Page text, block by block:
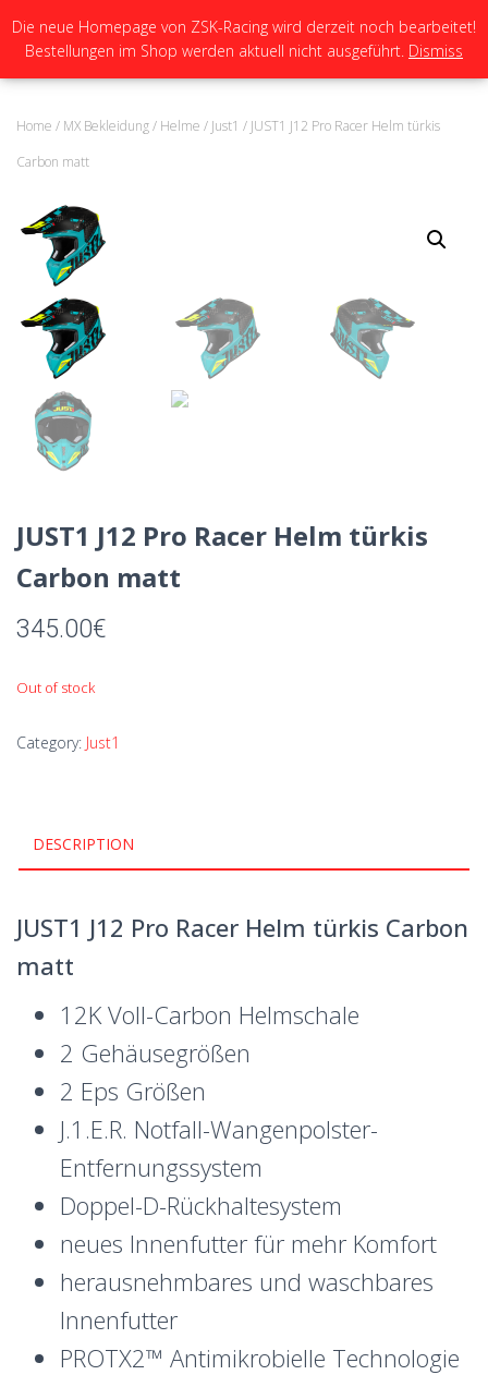
N
A
Home / MX Bekleidung/ Helme / Just1 / JUST1 J12 Pro Racer Helm türkis
Carbon matt
JUST1 J12 Pro Racer Helm türkis
Carbon matt
345.00€
Out of stock
Category: Just1
DESCRIPTION
JUST1 J12 Pro Racer Helm türkis Carbon
matt
12K Voll-Carbon Helmschale
2 Gehäusegrößen
2 Eps Größen
J.1.E.R. Notfall-Wangenpolster-
Entfernungssystem
Doppel-D-Rückhaltesystem
neues Innenfutter für mehr Komfort
herausnehmbares und waschbares
Innenfutter
PROTX2™ Antimikrobielle Technologie
Die neue Homepage von ZSK-Racing wird derzeit noch bearbeitet!
Bestellungen im Shop werden aktuell nicht ausgeführt. Dismiss